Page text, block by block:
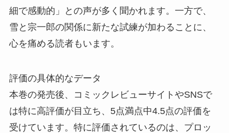
細で感動的」との声が多く聞かれます。一方で、
雪と宗一郎の関係に新たな試練が加わることに、
心を痛める読者もいます。
評価の具体的なデータ
本巻の発売後、コミックレビューサイトやSNSで
は特に高評価が目立ち、5点満点中4.5点の評価を
受けています。特に評価されているのは、プロッ